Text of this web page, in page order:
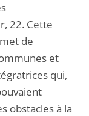
22. Cette
de
et
qui,
obstacles à la